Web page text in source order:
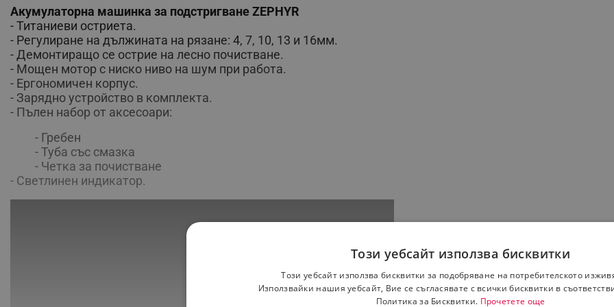
Акумулаторна машинка за подстригване ZEPHYR
-Титаниеви остриета.
- Регулиране на дължината на рязане: 4, 7, 10, 13 и 16мм.
-Демонтиращо се острие на лесно почистване.
- Мощен мотор с ниско ниво на шум при работа.
- Ергономичен корпус.
- Зарядно устройство в комплекта.
- Пълен набор от аксесоари:
- Гребен
-Туба със смазка
- Четка за почистване
- Светлинен индикатор.
Този уебсайт използва бисквитки
Този уебсайт използва бисквитки за подобряване на потребителското
Използвайки нашия уебсайт, Вие се съгласявате с всички бисквитки в
Политика за Бисквитки. Прочетете още